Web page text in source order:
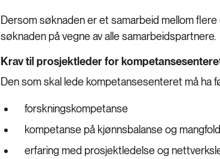
Dersom søknaden er et samarbeid mellom
søknaden på vegne av alle samarbeidspartnere.
Krav til prosjektleder for
Den som skal lede kompetansesenteret må ha
forskningskompetanse
kompetanse på kjønnsbalanse og
erfaring med prosjektledelse og